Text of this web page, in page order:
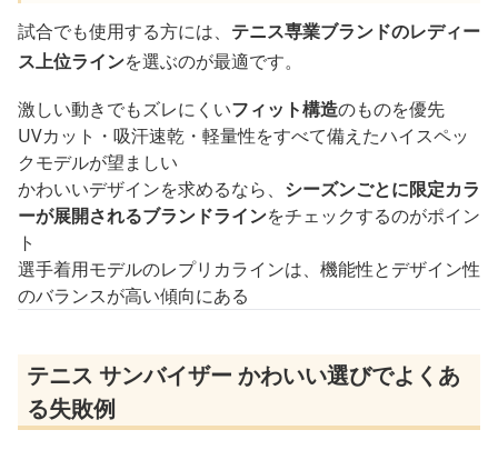
試合でも使用する方には、 テニス専業ブランドのレディー
ス上位ラインを選ぶのが最適です。
激しい動きでもズレにくいフィット構造のものを優先
UVカット・吸汗速乾・軽量性をすべて備えたハイスペッ
クモデルが望ましい
かわいいデザインを求めるなら、 シーズンごとに限定カラ
ーが展開されるブランドラインをチェックするのがポイン
ト
選手着用モデルのレプリカラインは、機能性とデザイン性
のバランスが高い傾向にある
テニス サンバイザー かわいい選びでよくあ
る失敗例